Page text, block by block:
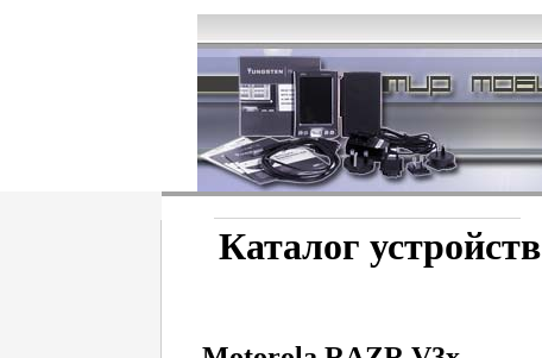
Каталог устройств